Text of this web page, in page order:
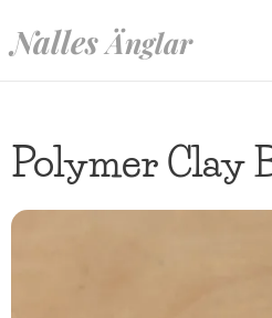
Nalles Änglar
Polymer Clay